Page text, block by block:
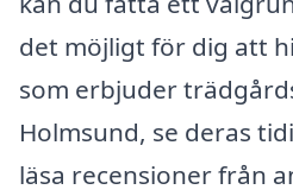
det möjligt för dig att
som erbjuder
Holmsund, se deras
läsa recensioner från